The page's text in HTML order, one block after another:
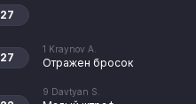
1 Kraynov A.
Отражен бросок
9 Davtyan S.